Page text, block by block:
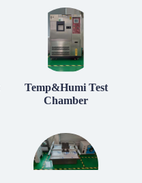
Temp&Humi Test
Chamber